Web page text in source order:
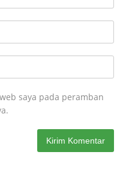
saya pada peramban